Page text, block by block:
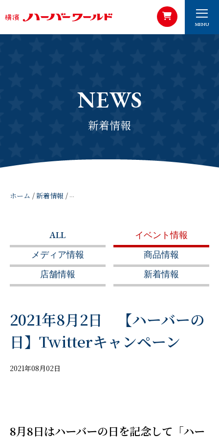
MENU
NEWS
新着情報
ホーム /新着情報 / 2021年8月2日 【ハーバーの日】Twitterキャ
ALL
イベント情報
メディア情報
商品情報
店舗情報
新着情報
2021年8月2日 【ハーバーの
日】Twitterキャンペーン
2021年08月02日
8月8日はハーバーの日を記念して「ハー